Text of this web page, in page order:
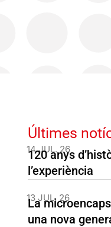
Últimes
14 JUL. 26
120 anys
l’experiència
13 JUL. 26
La
una nova